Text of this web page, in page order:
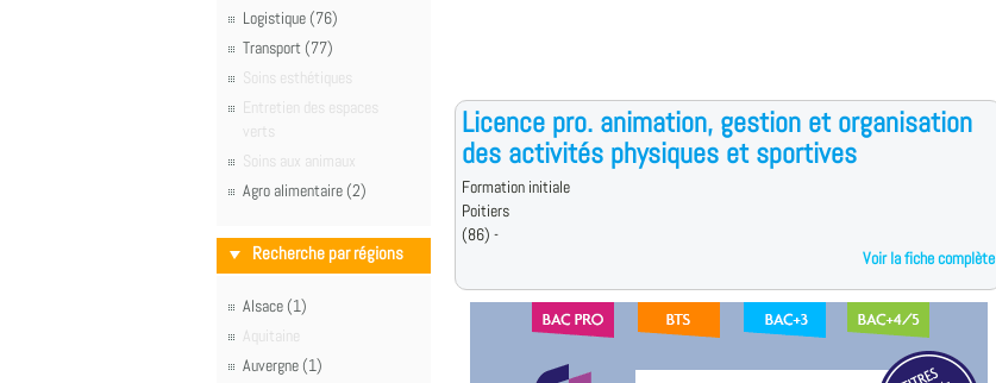
Logistique (76)
Transport (77)
Soins esthétiques
Entretien des espaces
verts
Soins aux animaux
Agro alimentaire (2)
Recherche par régions
Alsace (1)
Aquitaine
Auvergne (1)
Licence pro. animation, gestion et organisation
des activités physiques et sportives
Formation initiale
Poitiers
(86) -
Voir la fiche complète